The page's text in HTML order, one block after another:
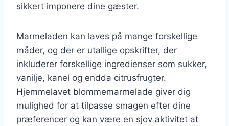
sikkert imponere dine gæster.
Marmeladen kan laves på mange forskellige
måder, og der er utallige opskrifter, der
inkluderer forskellige ingredienser som sukker,
vanilje, kanel og endda citrusfrugter.
Hjemmelavet blommemarmelade giver dig
mulighed for at tilpasse smagen efter dine
præferencer og kan være en sjov aktivitet at